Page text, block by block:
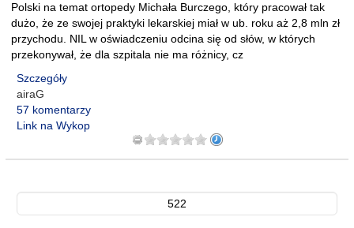
Polski na temat ortopedy Michała Burczego, który pracował tak
dużo, że ze swojej praktyki lekarskiej miał w ub. roku aż 2,8 mln zł
przychodu. NIL w oświadczeniu odcina się od słów, w których
przekonywał, że dla szpitala nie ma różnicy, cz
Szczegóły
airaG
57 komentarzy
Link na Wykop
522